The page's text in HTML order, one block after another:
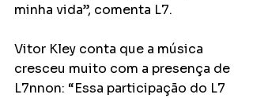
minha vida”, comenta L7.
Vitor Kley conta que a música
cresceu muito com a presença de
L7nnon: “Essa participação do L7